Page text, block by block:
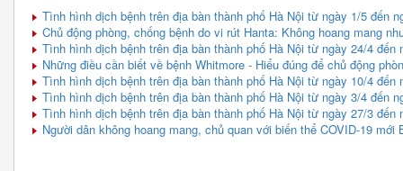
Tình hình dịch bệnh trên địa bàn thành phố Hà Nội từ ngày 1/5 đến
Chủ động phòng, chống bệnh do vi rút Hanta: Không hoang mang
Tình hình dịch bệnh trên địa bàn thành phố Hà Nội từ ngày 24/4 đến
Những điều cần biết về bệnh Whitmore - Hiểu đúng để chủ động
Tình hình dịch bệnh trên địa bàn thành phố Hà Nội từ ngày 10/4 đến
Tình hình dịch bệnh trên địa bàn thành phố Hà Nội từ ngày 3/4 đến
Tình hình dịch bệnh trên địa bàn thành phố Hà Nội từ ngày 27/3 đến
Người dân không hoang mang, chủ quan với biến thể COVID-19 mới